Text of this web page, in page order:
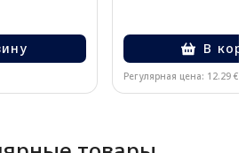
В
Регулярная цена: 12.29 €